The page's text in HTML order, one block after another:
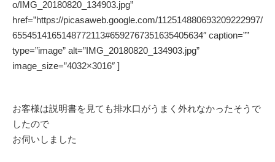
o/IMG_20180820_134903.jpg”
href=”https://picasaweb.google.com/112514880693209222997/
6554514165148772113#6592767351635405634″ caption=””
type=”image” alt=”IMG_20180820_134903.jpg”
image_size=”4032×3016″ ]
お客様は説明書を見ても排水口がうまく外れなかったそうで
したので
お伺いしました